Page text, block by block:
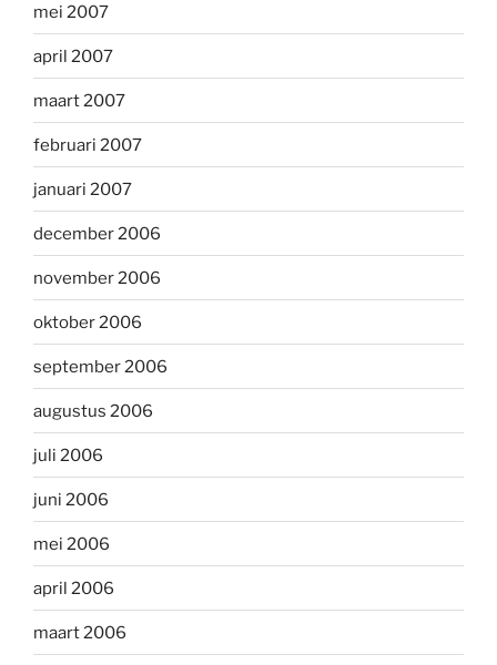
mei 2007
april 2007
maart 2007
februari 2007
januari 2007
december 2006
november 2006
oktober 2006
september 2006
augustus 2006
juli 2006
juni 2006
mei 2006
april 2006
maart 2006